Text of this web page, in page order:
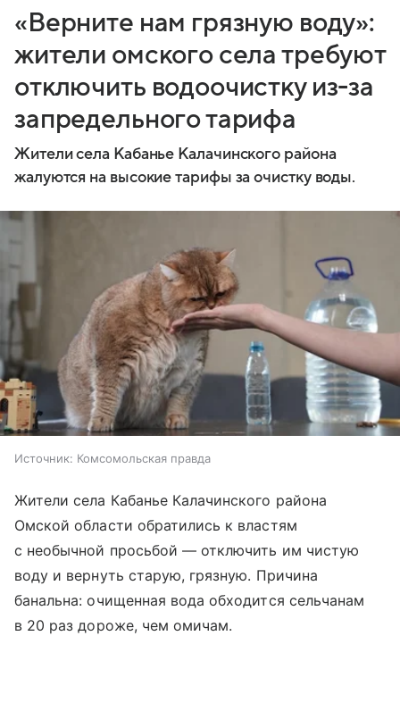
«Верните нам грязную воду»:
жители омского села требуют
отключить водоочистку из-за
запредельного тарифа
Жители села Кабанье Калачинского района
жалуются на высокие тарифы за очистку воды.
Источник: Комсомольская правда
Жители села Кабанье Калачинского района
Омской области обратились к властям
с необычной просьбой — отключить им чистую
воду и вернуть старую, грязную. Причина
банальна: очищенная вода обходится сельчанам
в 20 раз дороже, чем омичам.